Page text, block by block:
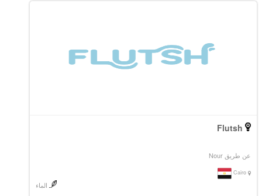
Flutsh
عن طريق Nour
Cairo
الماء